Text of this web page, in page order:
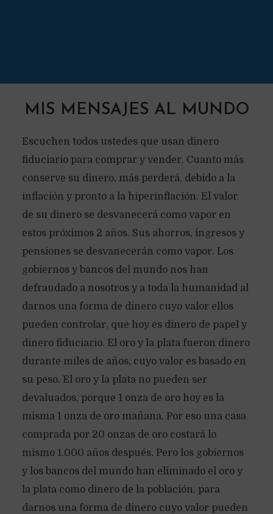
MIS MENSAJES AL MUNDO
Escuchen todos ustedes que usan dinero
fiduciario para comprar y vender. Cuanto más
conserve su dinero, más perderá, debido a la
inflación y pronto a la hiperinflación. El valor
de su dinero se desvanecerá como vapor en
estos próximos 2 años. Sus ahorros, ingresos y
pensiones se desvanecerán como vapor. Los
gobiernos y bancos del mundo nos han
defraudado a nosotros y a toda la humanidad al
darnos una forma de dinero cuyo valor ellos
pueden controlar, que hoy es dinero de papel y
dinero fiduciario. El oro y la plata fueron dinero
durante miles de años, cuyo valor es basado en
su peso. El oro y la plata no pueden ser
devaluados, porque 1 onza de oro hoy es la
misma 1 onza de oro mañana. Por eso una casa
comprada por 20 onzas de oro costará lo
mismo 1.000 años después. Pero los gobiernos
y los bancos del mundo han eliminado el oro y
la plata como dinero de la población, para
darnos una forma de dinero cuyo valor pueden